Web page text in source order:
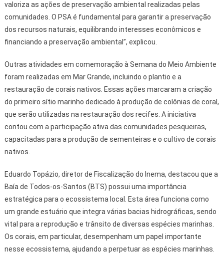
valoriza as ações de preservação ambiental realizadas pelas
comunidades. O PSA é fundamental para garantir a preservação
dos recursos naturais, equilibrando interesses econômicos e
financiando a preservação ambiental”, explicou.
Outras atividades em comemoração à Semana do Meio Ambiente
foram realizadas em Mar Grande, incluindo o plantio e a
restauração de corais nativos. Essas ações marcaram a criação
do primeiro sítio marinho dedicado à produção de colônias de coral,
que serão utilizadas na restauração dos recifes. A iniciativa
contou com a participação ativa das comunidades pesqueiras,
capacitadas para a produção de sementeiras e o cultivo de corais
nativos.
Eduardo Topázio, diretor de Fiscalização do Inema, destacou que a
Baía de Todos-os-Santos (BTS) possui uma importância
estratégica para o ecossistema local. Esta área funciona como
um grande estuário que integra várias bacias hidrográficas, sendo
vital para a reprodução e trânsito de diversas espécies marinhas.
Os corais, em particular, desempenham um papel importante
nesse ecossistema, ajudando a perpetuar as espécies marinhas.